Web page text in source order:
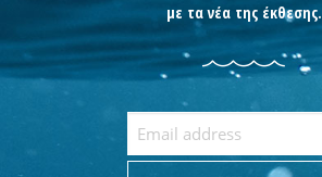
με τα νέα της έκθεσης.